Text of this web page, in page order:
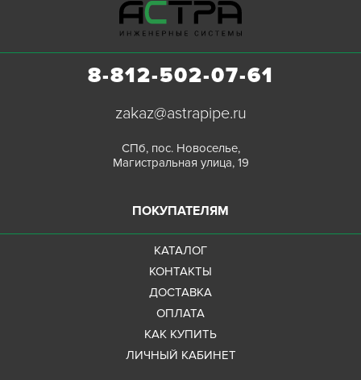
8-812-502-07-61
zakaz@astrapipe.ru
СПб, пос. Новоселье,
Магистральная улица, 19
ПОКУПАТЕЛЯМ
КАТАЛОГ
КОНТАКТЫ
ДОСТАВКА
ОПЛАТА
КАК КУПИТЬ
ЛИЧНЫЙ КАБИНЕТ